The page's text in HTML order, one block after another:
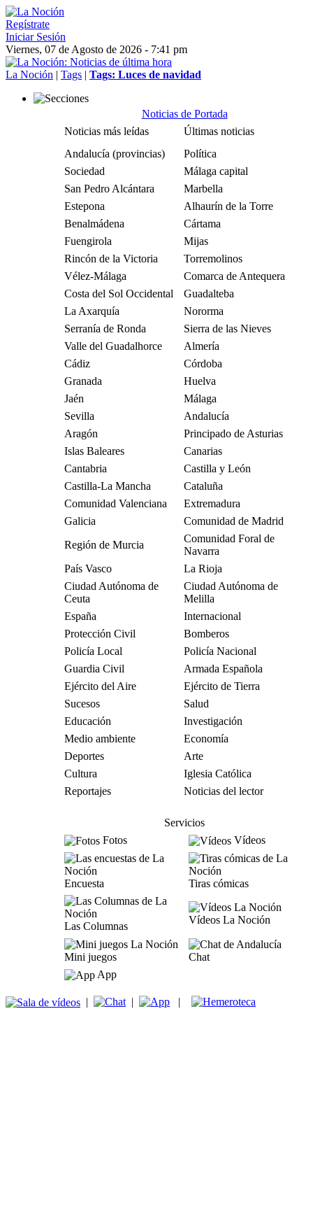
Regístrate
Iniciar Sesión
Viernes, 07 de Agosto de 2026 - 7:41 pm
La Noción | Tags | Tags: Luces de navidad
Noticias de Portada
Noticias más leídas
Últimas noticias
Andalucía (provincias)
Política
Sociedad
Málaga capital
San Pedro Alcántara
Marbella
Estepona
Alhaurín de la Torre
Benalmádena
Cártama
Fuengirola
Mijas
Rincón de la Victoria
Torremolinos
Vélez-Málaga
Comarca de Antequera
Costa del Sol Occidental
Guadalteba
La Axarquía
Nororma
Serranía de Ronda
Sierra de las Nieves
Valle del Guadalhorce
Almería
Cádiz
Córdoba
Granada
Huelva
Jaén
Málaga
Sevilla
Andalucía
Aragón
Principado de Asturias
Islas Baleares
Canarias
Cantabria
Castilla y León
Castilla-La Mancha
Cataluña
Comunidad Valenciana
Extremadura
Galicia
Comunidad de Madrid
Región de Murcia
Comunidad Foral de
Navarra
País Vasco
La Rioja
Ciudad Autónoma de
Ceuta
Ciudad Autónoma de
Melilla
España
Internacional
Protección Civil
Bomberos
Policía Local
Policía Nacional
Guardia Civil
Armada Española
Ejército del Aire
Ejército de Tierra
Sucesos
Salud
Educación
Investigación
Medio ambiente
Economía
Deportes
Arte
Cultura
Iglesia Católica
Reportajes
Noticias del lector
Servicios
Fotos
Vídeos
Encuesta Tiras cómicas
Las Columnas
Vídeos La Noción
Mini juegos
Chat
App
| | |